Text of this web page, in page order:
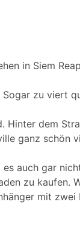
in Siem
zu viert
Hinter dem
ganz schön
auch gar
zu kaufen.
mit zwei